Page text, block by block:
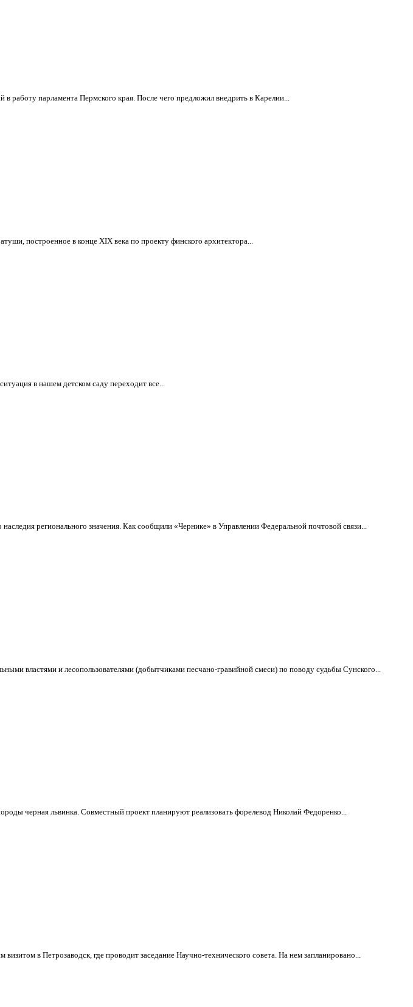
работу парламента Пермского края. После чего предложил внедрить в Карелии...
построенное в конце XIX века по проекту финского архитектора...
в нашем детском саду переходит все...
регионального значения. Как сообщили «Чернике» в Управлении Федеральной почтовой связи...
властями и лесопользователями (добытчиками песчано-гравийной смеси) по поводу судьбы Сунского...
черная львинка. Совместный проект планируют реализовать форелевод Николай Федоренко...
в Петрозаводск, где проводит заседание Научно-технического совета. На нем запланировано...